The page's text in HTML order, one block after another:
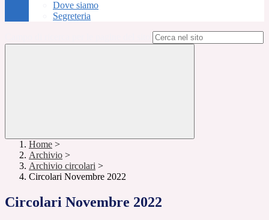
Dove siamo
Segreteria
Home >
Archivio >
Archivio circolari >
Circolari Novembre 2022
Circolari Novembre 2022